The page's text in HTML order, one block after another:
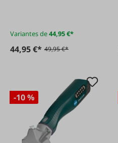
Variantes de44,95 €*
44,95 €* 49,95 €*
-10 %